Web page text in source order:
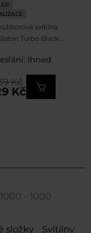
svítilna
Turbo Black -
Ihned
Kč
Kč
- 1000
složky
Svítilny